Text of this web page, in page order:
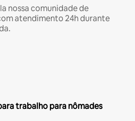
nossa comunidade de
atendimento 24h durante
trabalho para nômades